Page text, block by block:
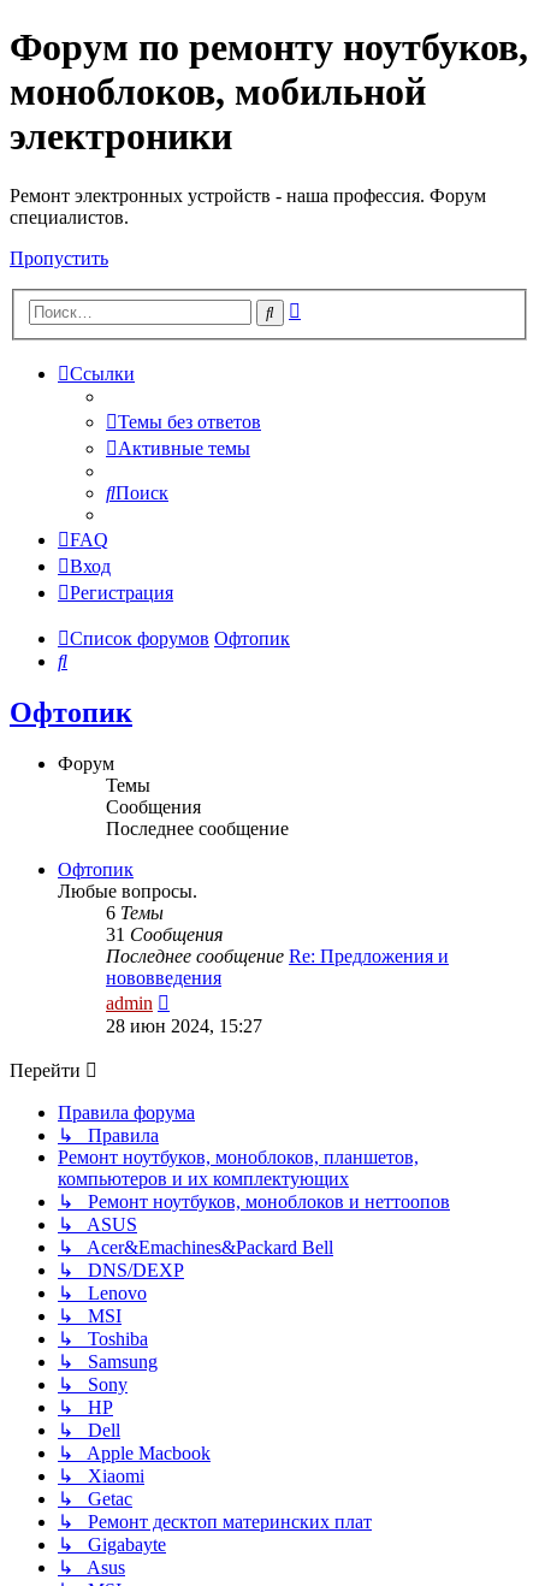
Регистрация
Форум по ремонту ноутбуков,
моноблоков, мобильной
электроники
Ремонт электронных устройств - наша профессия. Форум
специалистов.
Пропустить
Поиск
Ссылки
Темы без ответов
Активные темы
Поиск
FAQ
Вход
Регистрация
Список форумов Офтопик
Поиск
Офтопик
Форум
Темы
Сообщения
Последнее сообщение
Офтопик
Любые вопросы.
6 Темы
31 Сообщения
Последнее сообщение Re: Предложения и
нововведения
admin
к
последнему
28 июн 2024, 15:27
Перейти
Правила форума
↳ Правила
Ремонт ноутбуков, моноблоков, планшетов,
компьютеров и их комплектующих
↳ Ремонт ноутбуков, моноблоков и неттоопов
↳ ASUS
↳ Acer&Emachines&Packard Bell
↳ DNS/DEXP
↳ Lenovo
↳ MSI
↳ Toshiba
↳ Samsung
↳ Sony
↳ HP
↳ Dell
↳ Apple Macbook
↳ Xiaomi
↳ Getac
↳ Ремонт десктоп материнских плат
↳ Gigabayte
↳ Asus